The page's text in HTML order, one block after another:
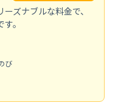
ズナブルな料金で、
。
び